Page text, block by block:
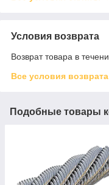
Условия возврата
Возврат товара в
Все условия возврата
Подобные товары